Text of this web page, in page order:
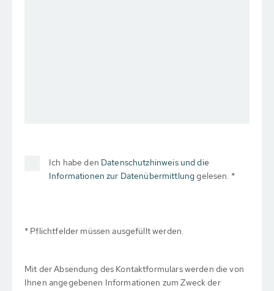
Ich habe den Datenschutzhinweis und die
Informationen zur Datenübermittlunggelesen. *
* Pflichtfelder müssen ausgefüllt werden.
Mit der Absendung des Kontaktformulars werden die von
Ihnen angegebenen Informationen zum Zweck der